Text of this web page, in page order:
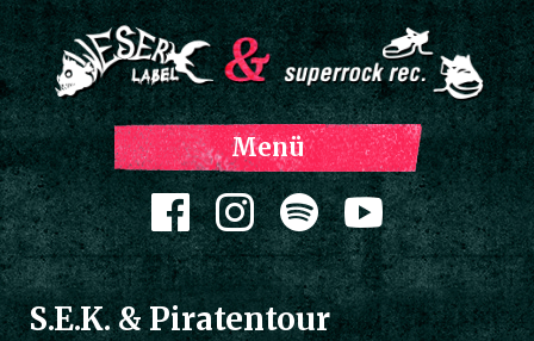
Menü
Zum Inhalt springen
S.E.K. & Piratentour